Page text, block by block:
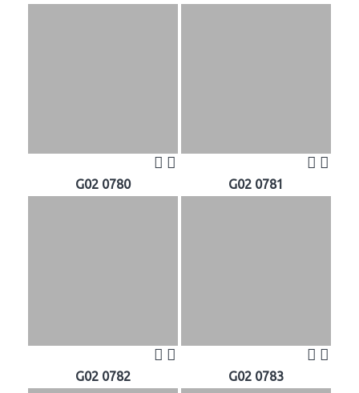
G02 0780 G02 0781
G02 0782 G02 0783